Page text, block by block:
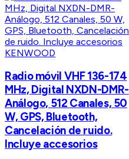
KENWOOD
Radio móvil VHF 136-174
MHz, Digital NXDN-DMR-
Análogo, 512 Canales, 50
W, GPS, Bluetooth,
Cancelación de ruido.
Incluye accesorios